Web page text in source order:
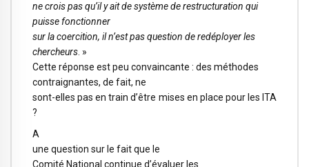
ne crois pas qu’il y ait de système de restructuration qui
puisse fonctionner
sur la coercition, il n’est pas question de redéployer les
chercheurs. »
Cette réponse est peu convaincante : des méthodes
contraignantes, de fait, ne
sont-elles pas en train d’être mises en place pour les ITA
?
A
une question sur le fait que le
Comité National continue d’évaluer les